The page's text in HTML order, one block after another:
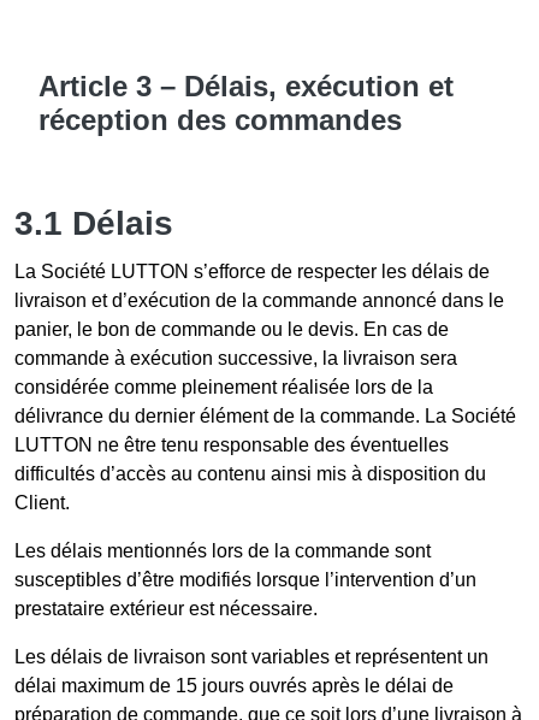
Article 3 – Délais, exécution et
réception des commandes
3.1 Délais
La Société LUTTON s’efforce de respecter les délais de
livraison et d’exécution de la commande annoncé dans le
panier, le bon de commande ou le devis. En cas de
commande à exécution successive, la livraison sera
considérée comme pleinement réalisée lors de la
délivrance du dernier élément de la commande. La Société
LUTTON ne être tenu responsable des éventuelles
difficultés d’accès au contenu ainsi mis à disposition du
Client.
Les délais mentionnés lors de la commande sont
susceptibles d’être modifiés lorsque l’intervention d’un
prestataire extérieur est nécessaire.
Les délais de livraison sont variables et représentent un
délai maximum de 15 jours ouvrés après le délai de
préparation de commande, que ce soit lors d’une livraison à